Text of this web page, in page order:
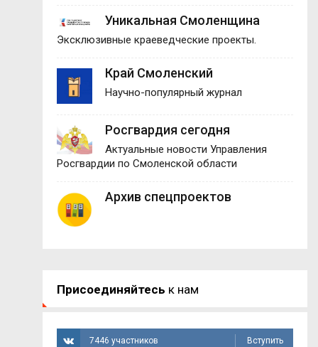
Уникальная Смоленщина
Эксклюзивные краеведческие проекты.
Край Смоленский
Научно-популярный журнал
Росгвардия сегодня
Актуальные новости Управления
Росгвардии по Смоленской области
Архив спецпроектов
Присоединяйтесь к нам
7446 участников Вступить